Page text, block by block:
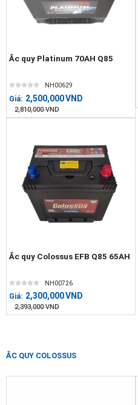
Ắc quy Platinum 70AH Q85
NH00629
Giá: 2,500,000VND
2,810,000 VND
Ắc quy Colossus EFB Q85 65AH
NH00726
Giá: 2,300,000VND
2,393,000 VND
ẮC QUY COLOSSUS